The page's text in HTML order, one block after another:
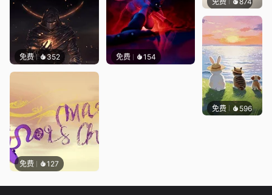
免费 352 免费 154
免费 127
免费 596渔小小